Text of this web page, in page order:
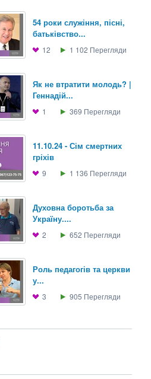
54 роки служіння, пісні,
батьківство...
12 1 102 Перегляди
Як не втратити молодь? |
Геннадій...
1 369 Перегляди
11.10.24 - Сім смертних
гріхів
9 1 136 Перегляди
Духовна боротьба за
Україну....
2 652 Перегляди
Роль педагогів та церкви
у...
3 905 Перегляди